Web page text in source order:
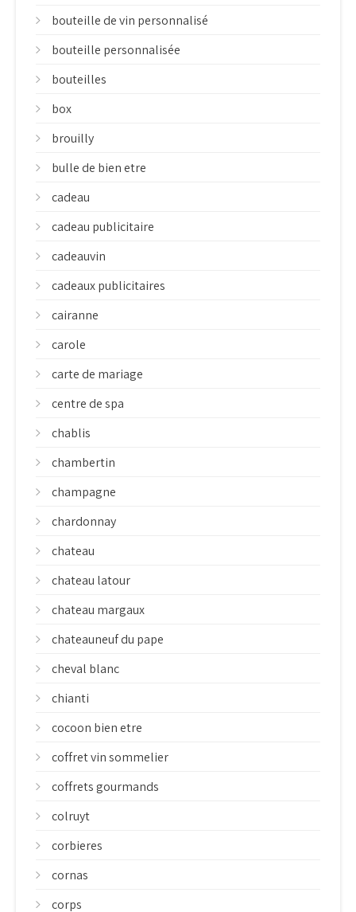
bouteille de vin personnalisé
bouteille personnalisée
bouteilles
box
brouilly
bulle de bien etre
cadeau
cadeau publicitaire
cadeauvin
cadeaux publicitaires
cairanne
carole
carte de mariage
centre de spa
chablis
chambertin
champagne
chardonnay
chateau
chateau latour
chateau margaux
chateauneuf du pape
cheval blanc
chianti
cocoon bien etre
coffret vin sommelier
coffrets gourmands
colruyt
corbieres
cornas
corps